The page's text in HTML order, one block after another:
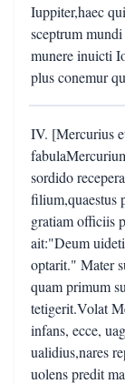
Iuppiter,haec
sceptrum
munere inuicti
plus conemur
IV. [Mercurius
sordido
filium,quaestus
gratiam officiis
ait:"Deum
optarit." Mater
quam primum
tetigerit.Volat
infans, ecce,
ualidius,nares
uolens predit